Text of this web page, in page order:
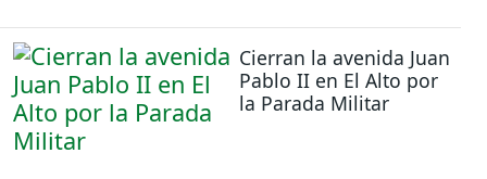
Cierran la avenida Juan
Pablo II en El Alto por
la Parada Militar